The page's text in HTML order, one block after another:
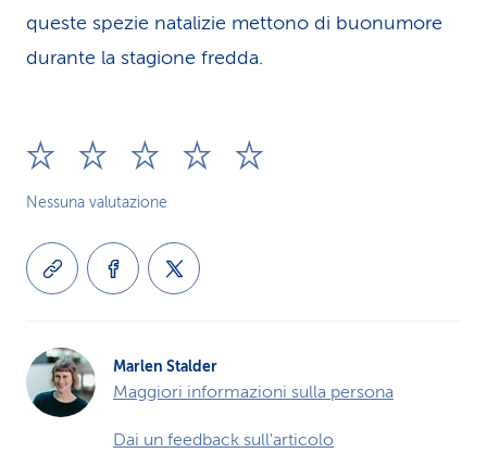
queste spezie natalizie mettono di buonumore
durante la stagione fredda.
Nessuna valutazione
Marlen Stalder
Maggiori informazioni sulla persona
Dai un feedback sull'articolo